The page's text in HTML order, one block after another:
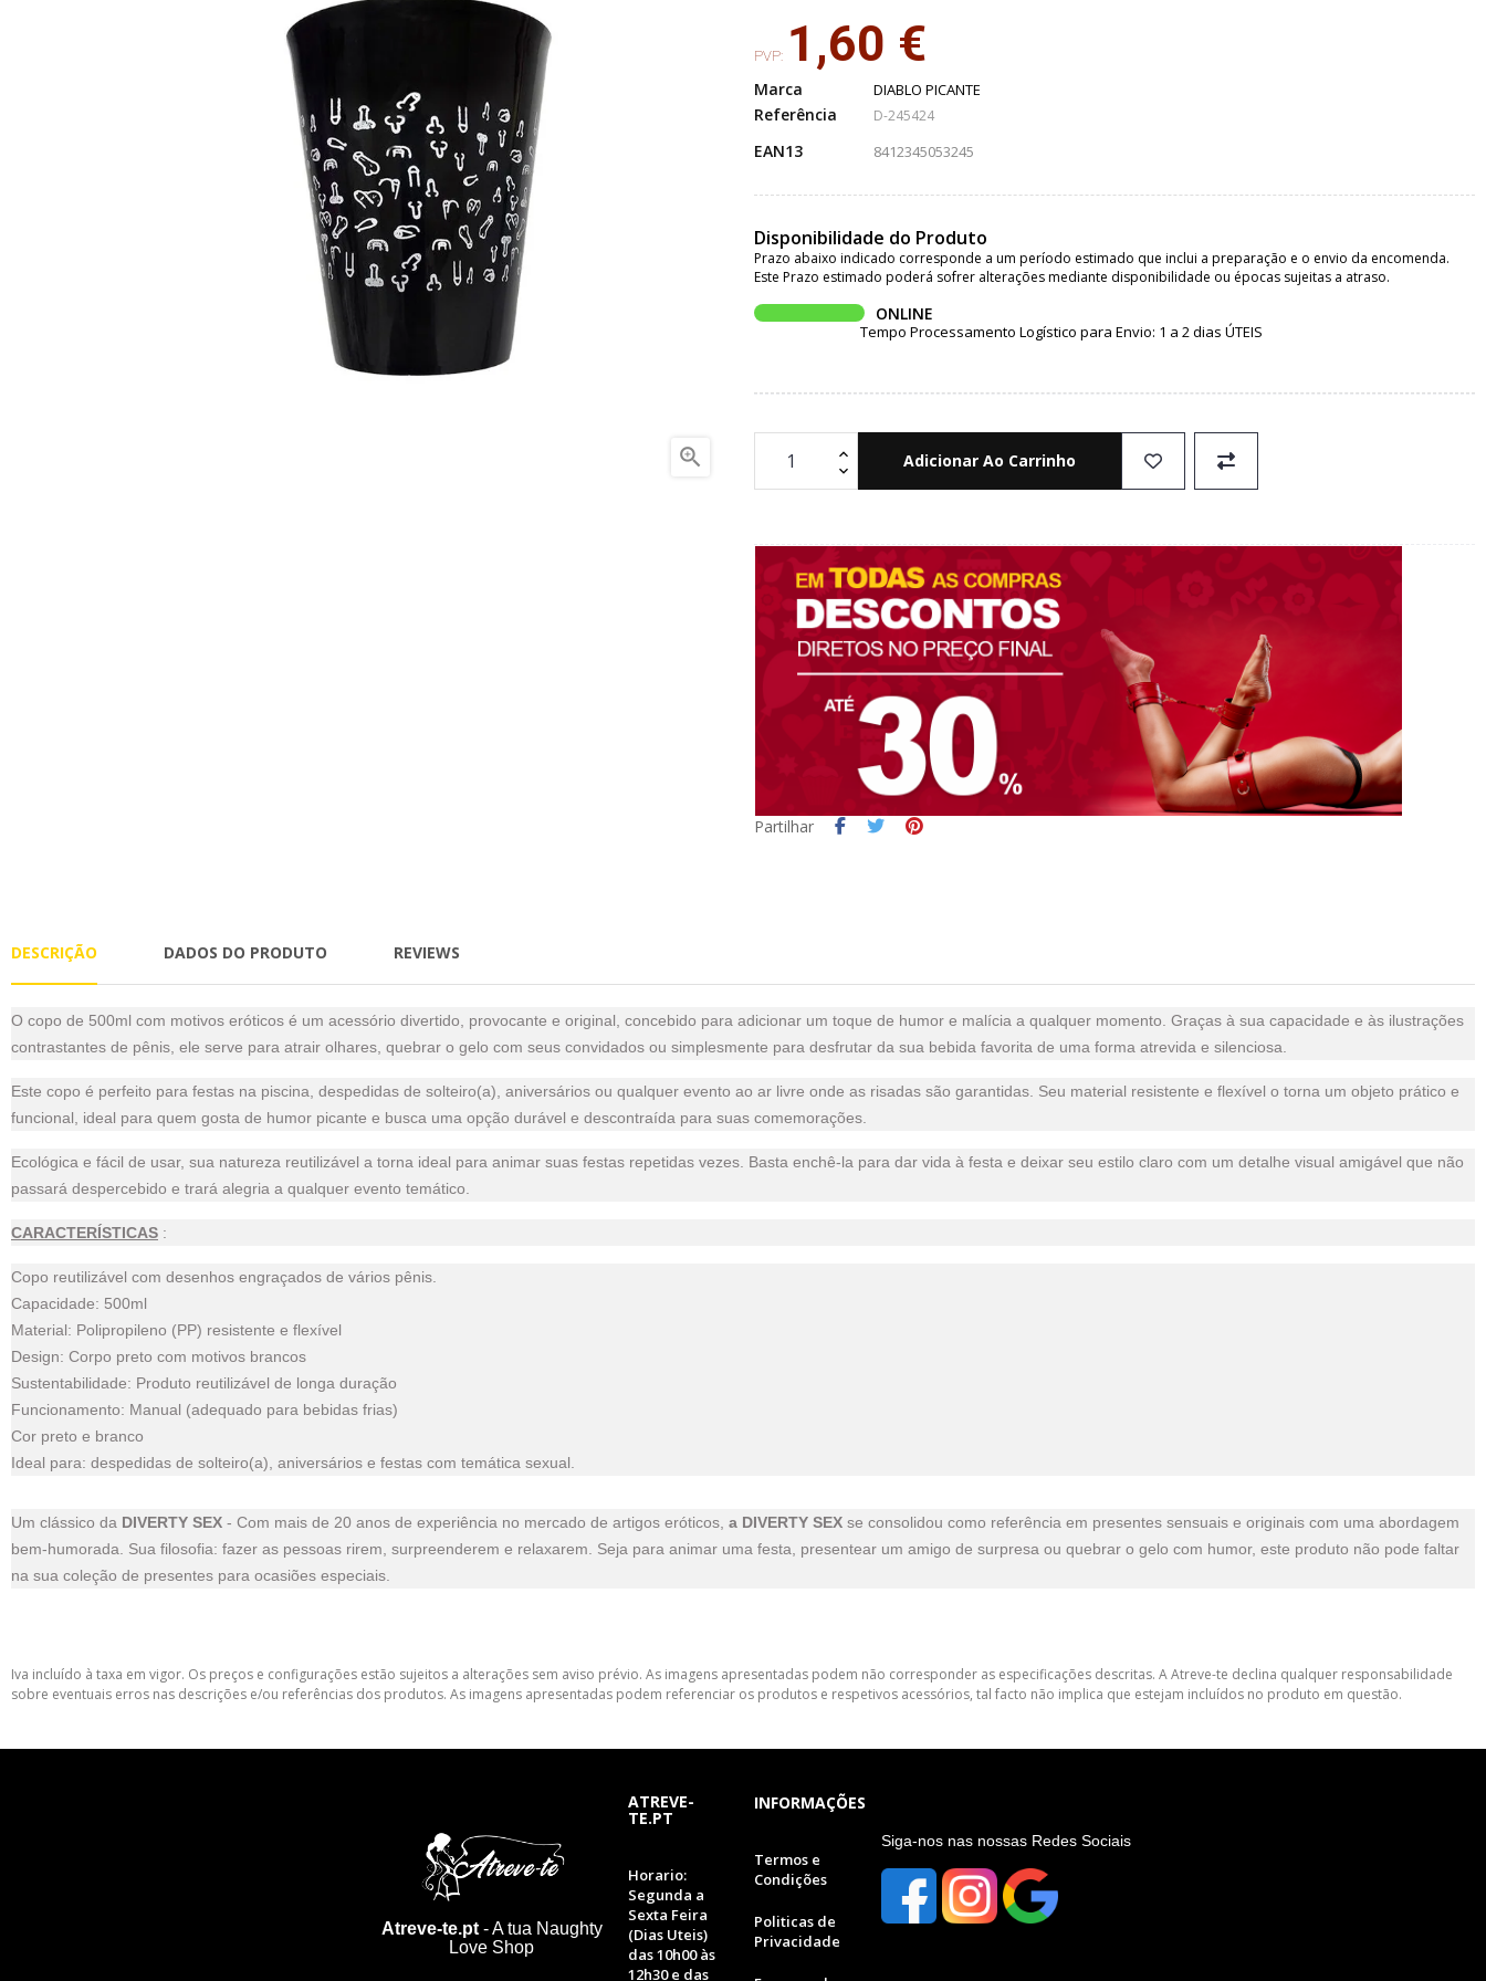

PVP: 1,60 €
Marca DIABLO PICANTE
Referência D-245424
EAN13 8412345053245
Disponibilidade do Produto
Prazo abaixo indicado corresponde a um período estimado que inclui a preparação e o envio da encomenda.
Este Prazo estimado poderá sofrer alterações mediante disponibilidade ou épocas sujeitas a atraso.
ONLINE
Tempo Processamento Logístico para Envio: 1 a 2 dias ÚTEIS
Adicionar Ao Carrinho
Partilhar
DESCRIÇÃO DADOS DO PRODUTO REVIEWS
O copo de 500ml com motivos eróticos é um acessório divertido, provocante e original, concebido para adicionar um toque de humor e malícia a qualquer momento. Graças à sua capacidade e às ilustrações
contrastantes de pênis, ele serve para atrair olhares, quebrar o gelo com seus convidados ou simplesmente para desfrutar da sua bebida favorita de uma forma atrevida e silenciosa.
Este copo é perfeito para festas na piscina, despedidas de solteiro(a), aniversários ou qualquer evento ao ar livre onde as risadas são garantidas. Seu material resistente e flexível o torna um objeto prático e
funcional, ideal para quem gosta de humor picante e busca uma opção durável e descontraída para suas comemorações.
Ecológica e fácil de usar, sua natureza reutilizável a torna ideal para animar suas festas repetidas vezes. Basta enchê-la para dar vida à festa e deixar seu estilo claro com um detalhe visual amigável que não
passará despercebido e trará alegria a qualquer evento temático.
CARACTERÍSTICAS :
Copo reutilizável com desenhos engraçados de vários pênis.
Capacidade: 500ml
Material: Polipropileno (PP) resistente e flexível
Design: Corpo preto com motivos brancos
Sustentabilidade: Produto reutilizável de longa duração
Funcionamento: Manual (adequado para bebidas frias)
Cor preto e branco
Ideal para: despedidas de solteiro(a), aniversários e festas com temática sexual.
Um clássico da DIVERTY SEX - Com mais de 20 anos de experiência no mercado de artigos eróticos, a DIVERTY SEX se consolidou como referência em presentes sensuais e originais com uma abordagem
bem-humorada. Sua filosofia: fazer as pessoas rirem, surpreenderem e relaxarem. Seja para animar uma festa, presentear um amigo de surpresa ou quebrar o gelo com humor, este produto não pode faltar
na sua coleção de presentes para ocasiões especiais.
Iva incluído à taxa em vigor. Os preços e configurações estão sujeitos a alterações sem aviso prévio. As imagens apresentadas podem não corresponder as especificações descritas. A Atreve-te declina qualquer responsabilidade
sobre eventuais erros nas descrições e/ou referências dos produtos. As imagens apresentadas podem referenciar os produtos e respetivos acessórios, tal facto não implica que estejam incluídos no produto em questão.
Atreve-te.pt- A tua Naughty
Love Shop
ATREVE-
TE.PT
Horario:
Segunda a
Sexta Feira
(Dias Uteis)
das 10h00 às
12h30 e das
INFORMAÇÕES
Termos e
Condições
Politicas de
Privacidade
Siga-nos nas nossas Redes Sociais